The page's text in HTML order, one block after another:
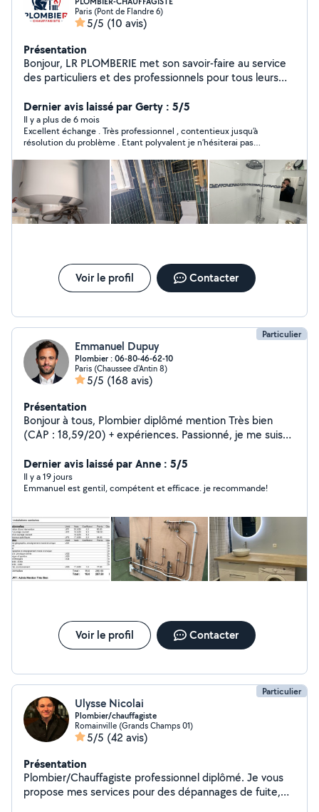
Paris (Pont de Flandre 6)
5/5 (10 avis)
Présentation
Bonjour, LR PLOMBERIE met son savoir-faire au service
des particuliers et des professionnels pour tous leurs
peinture et chauffage. Sérieux, réactivité et qualité sont
au cœur de nos engagements afin de vous garantir des
interventions efficaces et des solutions adaptées à vos
besoins. Votre satisfaction est notre priorité.
Contactez-nous.
Dernier avis laissé par Gerty : 5/5
Il y a plus de 6 mois
Excellent échange . Très professionnel , contentieux jusqu’à
résolution du problème . Etant polyvalent je n’hésiterai pas
Voir le profil Contacter
Particulier
Emmanuel Dupuy
Plombier : 06-80-46-62-10
Paris (Chaussee d'Antin 8)
5/5 (168 avis)
Présentation
Bonjour à tous, Plombier diplômé mention Très bien
(CAP : 18,59/20) + expériences. Passionné, je me suis
également ingénieur, passé par le consortium Airbus à
Toulouse en tant qu'ingénieur sur des projets de
développement durables, RSE (green cockpit A320,
rénovation énergétique auprès des collectivités
territoriales. À venir : CAP installation thermique +
certification froid + gaz Emmanuel
Dernier avis laissé par Anne : 5/5
Il y a 19 jours
Emmanuel est gentil, compétent et efficace. je recommande!
Voir le profil Contacter
Particulier
Ulysse Nicolai
Plombier/chauffagiste
Romainville (Grands Champs 01)
5/5 (42 avis)
Présentation
Plombier/Chauffagiste professionnel diplômé. Je vous
propose mes services pour des dépannages de fuite,